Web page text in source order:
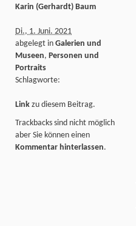
Karin (Gerhardt) Baum
Di., 1. Juni. 2021
abgelegt in Galerien und
Museen, Personen und
Portraits
Schlagworte:
Link zu diesem Beitrag.
Trackbacks sind nicht möglich
aber Sie können einen
Kommentar hinterlassen.